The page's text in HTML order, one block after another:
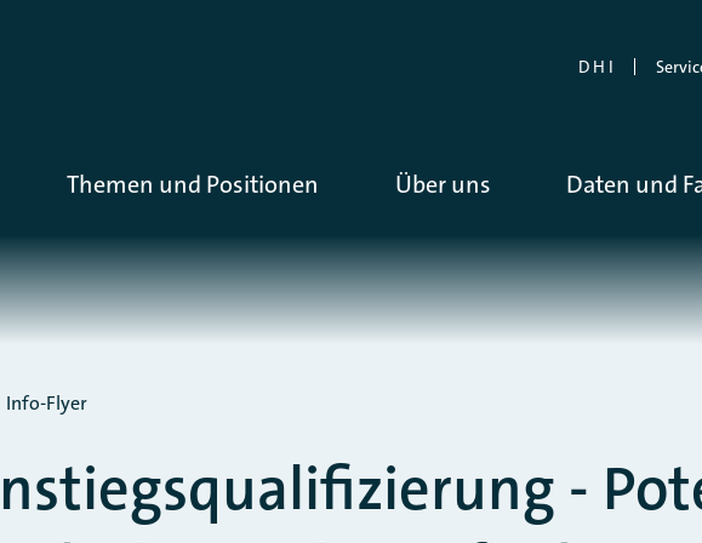
D H I
Themen und Positionen Über uns Daten und
Info-Flyer
-